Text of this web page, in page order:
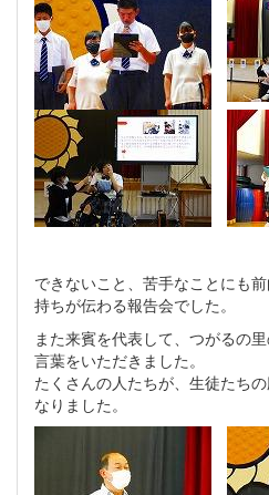
できないこと、苦手なことにも
持ちが伝わる報告会でした。
また来賓を代表して、つがるの
言葉をいただきました。
たくさんの人たちが、生徒たち
なりました。